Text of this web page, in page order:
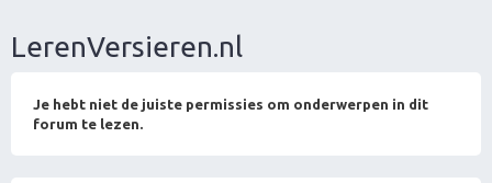
LerenVersieren.nl
Je hebt niet de juiste permissies om onderwerpen in dit
forum te lezen.